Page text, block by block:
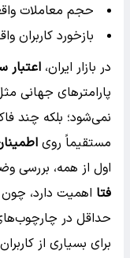
حجم معاملات
بازخورد کاربران
در بازار ایران، اعتبار
پارامترهای جهانی
نمی‌شود؛ بلکه چند
مستقیماً روی
اول از همه، بررسی
فتا اهمیت دارد،
حداقل در
برای بسیاری از